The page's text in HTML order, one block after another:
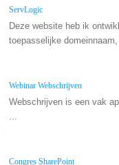
ServLogic
Deze website heb ik
toepasselijke
Webinar Webschrijven
Webschrijven is een vak
...
Congres SharePoint